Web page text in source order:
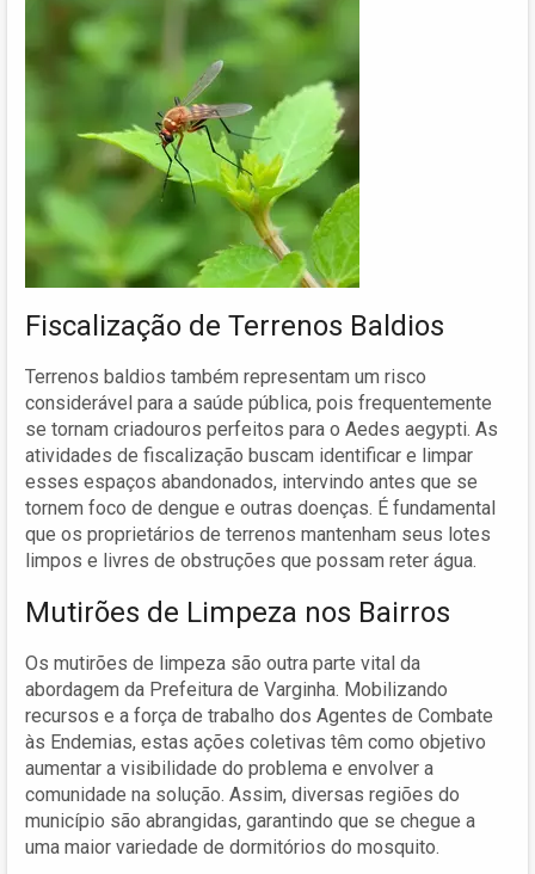
Fiscalização de Terrenos Baldios
Terrenos baldios também representam um risco
considerável para a saúde pública, pois frequentemente
se tornam criadouros perfeitos para o Aedes aegypti. As
atividades de fiscalização buscam identificar e limpar
esses espaços abandonados, intervindo antes que se
tornem foco de dengue e outras doenças. É fundamental
que os proprietários de terrenos mantenham seus lotes
limpos e livres de obstruções que possam reter água.
Mutirões de Limpeza nos Bairros
Os mutirões de limpeza são outra parte vital da
abordagem da Prefeitura de Varginha. Mobilizando
recursos e a força de trabalho dos Agentes de Combate
às Endemias, estas ações coletivas têm como objetivo
aumentar a visibilidade do problema e envolver a
comunidade na solução. Assim, diversas regiões do
município são abrangidas, garantindo que se chegue a
uma maior variedade de dormitórios do mosquito.